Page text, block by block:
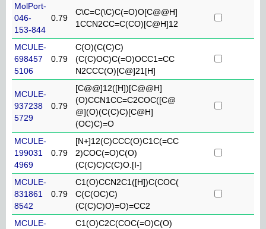
MolPort-
046-
153-844
0.79
C\C=C(\C)C(=O)O[C@@H]
1CCN2CC=C(CO)[C@H]12
MCULE-
698457
5106
0.79
C(O)(C(C)C)
(C(C)OC)C(=O)OCC1=CC
N2CCC(O)[C@]21[H]
MCULE-
937238
5729
0.79
[C@@]12([H])[C@@H]
(O)CCN1CC=C2COC([C@
@](O)(C(C)C)[C@H]
(OC)C)=O
MCULE-
199031
4969
0.79
[N+]12(C)CCC(O)C1C(=CC
2)COC(=O)C(O)
(C(C)C)C(C)O.[I-]
MCULE-
831861
8542
0.79
C1(O)CCN2C1([H])C(COC(
C(C(OC)C)
(C(C)C)O)=O)=CC2
MCULE-
C1(O)C2C(COC(=O)C(O)